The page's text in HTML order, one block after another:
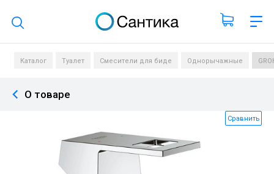
Поиск по каталогу
Каталог Туалет Смесители для биде Однорычажные
О товаре
Сравнить